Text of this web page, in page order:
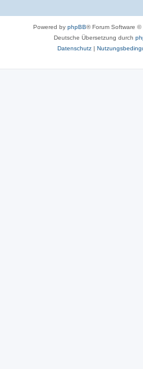
Powered by phpBB® Forum Software ©
Deutsche Übersetzung durch
Datenschutz|